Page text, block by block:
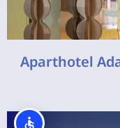
Aparthotel